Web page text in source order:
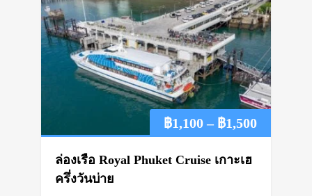
฿1,100 – ฿1,500Price
ล่องเรือ Royal Phuket Cruise เกาะเฮ
ครึ่งวันบ่าย